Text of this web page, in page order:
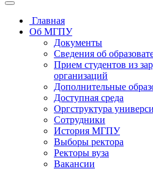
Главная
Об МГПУ
Документы
Сведения об
Прием студентов из
организаций
Дополнительные
Доступная среда
Оргструктура
Сотрудники
История МГПУ
Выборы ректора
Ректоры вуза
Вакансии